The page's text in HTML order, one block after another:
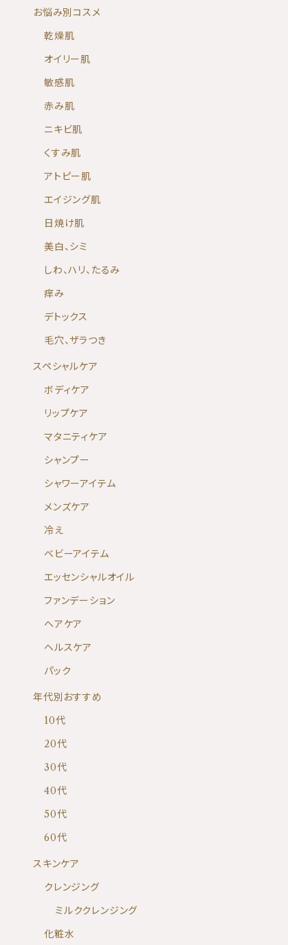
お悩み別コスメ
乾燥肌
オイリー肌
敏感肌
赤み肌
ニキビ肌
くすみ肌
アトピー肌
エイジング肌
日焼け肌
美白、シミ
しわ、ハリ、たるみ
痒み
デトックス
毛穴、ザラつき
スペシャルケア
ボディケア
リップケア
マタニティケア
シャンプー
シャワーアイテム
メンズケア
冷え
ベビーアイテム
エッセンシャルオイル
ファンデーション
ヘアケア
ヘルスケア
パック
年代別おすすめ
10代
20代
30代
40代
50代
60代
スキンケア
クレンジング
ミルククレンジング
化粧水